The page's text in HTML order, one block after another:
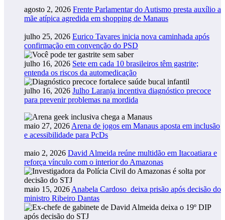
agosto 2, 2026 Frente Parlamentar do Autismo presta auxílio a
mãe atípica agredida em shopping de Manaus
julho 25, 2026 Eurico Tavares inicia nova caminhada após
confirmação em convenção do PSD
julho 16, 2026 Sete em cada 10 brasileiros têm gastrite;
entenda os riscos da automedicação
julho 16, 2026 Julho Laranja incentiva diagnóstico precoce
para prevenir problemas na mordida
maio 27, 2026 Arena de jogos em Manaus aposta em inclusão
e acessibilidade para PcDs
maio 2, 2026 David Almeida reúne multidão em Itacoatiara e
reforça vínculo com o interior do Amazonas
maio 15, 2026 Anabela Cardoso deixa prisão após decisão do
ministro Ribeiro Dantas